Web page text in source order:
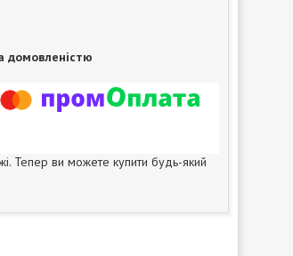
домовленістю
Тепер ви можете купити будь-який